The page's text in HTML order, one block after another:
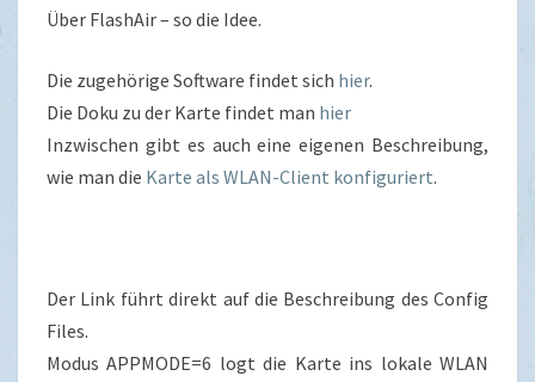
Über FlashAir – so die Idee.
Die zugehörige Software findet sich hier.
Die Doku zu der Karte findet man hier
Inzwischen gibt es auch eine eigenen Beschreibung,
wie man die Karte als WLAN-Client konfiguriert.
Der Link führt direkt auf die Beschreibung des Config
Files.
Modus APPMODE=6 logt die Karte ins lokale WLAN